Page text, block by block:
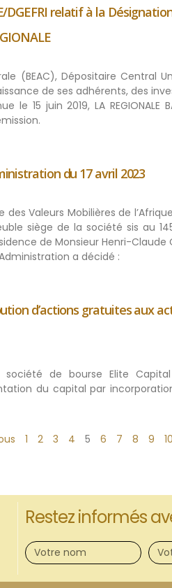
DGEFRI relatif à la
(BEAC), Dépositaire Central
de ses adhérents, des
le 15 juin 2019, LA
du 17 avril 2023
des Valeurs Mobilières de
siège de la société sis au
de Monsieur Henri-Claude
a décidé :
d’actions gratuites aux
de bourse Elite
du capital par incorporation
1 2 3 4 5 6 7 8 9 10
Restez informés